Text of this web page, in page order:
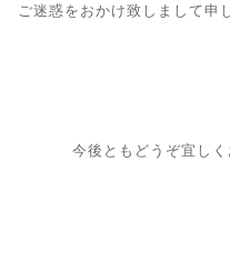
ご迷惑をおかけ致しまして申
今後ともどうぞ宜し